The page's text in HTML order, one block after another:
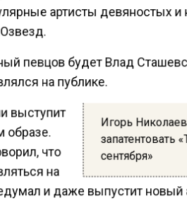
артисты девяностых и
певцов будет Влад
на публике.
Игорь
запатентовать
сентября»
выступит
образе.
что
на
и даже выпустит новый